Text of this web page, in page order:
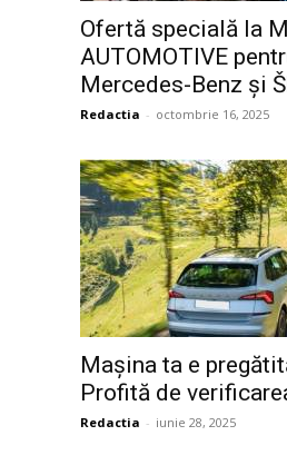
Ofertă specială la
AUTOMOTIVE
Mercedes-Benz și
Redactia - octombrie 16, 2025
Mașina ta e
Profită de
Redactia - iunie 28, 2025